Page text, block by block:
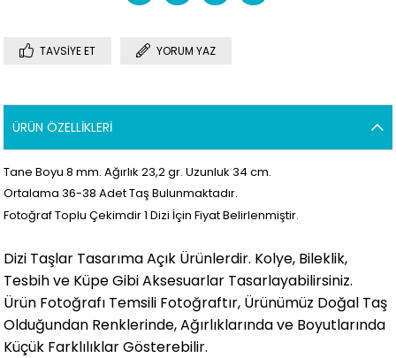
TAVSIYE ET YORUM YAZ
ÜRÜN ÖZELLIKLERI
Tane Boyu 8 mm. Ağırlık 23,2 gr. Uzunluk 34 cm.
Ortalama 36-38 Adet Taş Bulunmaktadır.
Fotoğraf Toplu Çekimdir 1 Dizi İçin Fiyat Belirlenmiştir.
Dizi Taşlar Tasarıma Açık Ürünlerdir. Kolye, Bileklik,
Tesbih ve Küpe Gibi Aksesuarlar Tasarlayabilirsiniz.
Ürün Fotoğrafı Temsili Fotoğraftır, Ürünümüz Doğal Taş
Olduğundan Renklerinde, Ağırlıklarında ve Boyutlarında
Küçük Farklılıklar Gösterebilir.